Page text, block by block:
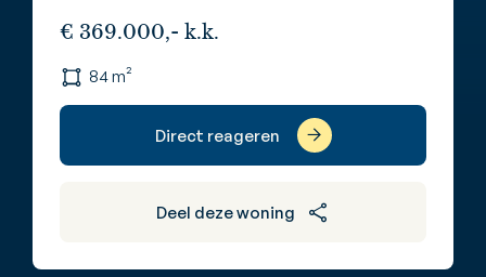
€ 369.000,- k.k.
84 m²
Direct reageren
Deel deze woning